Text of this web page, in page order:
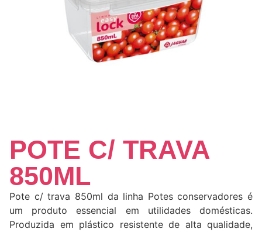
POTE C/ TRAVA
850ML
Pote c/ trava 850ml da linha Potes conservadores é
um produto essencial em utilidades domésticas.
Produzida em plástico resistente de alta qualidade,